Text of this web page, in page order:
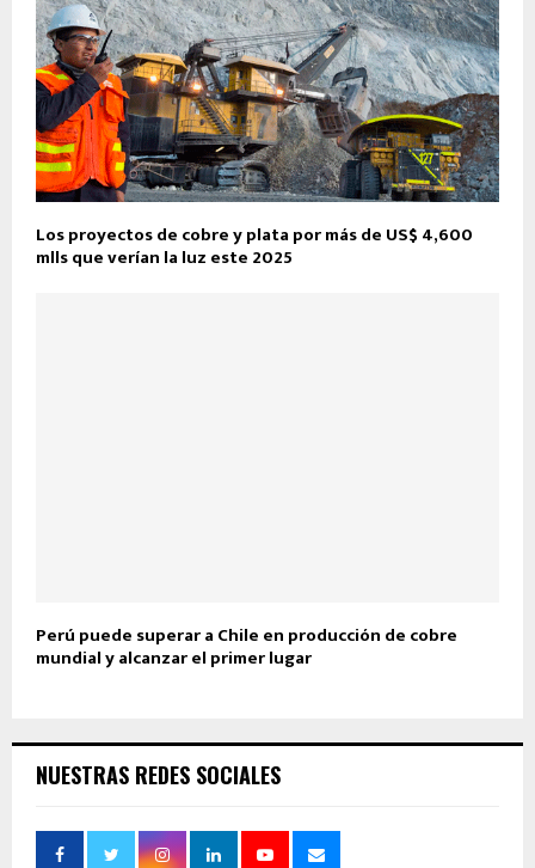
Los proyectos de cobre y plata por más de US$ 4,600
mlls que verían la luz este 2025
Perú puede superar a Chile en producción de cobre
mundial y alcanzar el primer lugar
NUESTRAS REDES SOCIALES